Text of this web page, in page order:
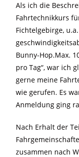
Als ich die
Fahrtechnikkurs
Fichtelgebirge,
Bunny-Hop.Max.
pro Tag“, war ich
gerne meine
wie gerufen. Es
Anmeldung ging
Nach Erhalt der
zusammen nach